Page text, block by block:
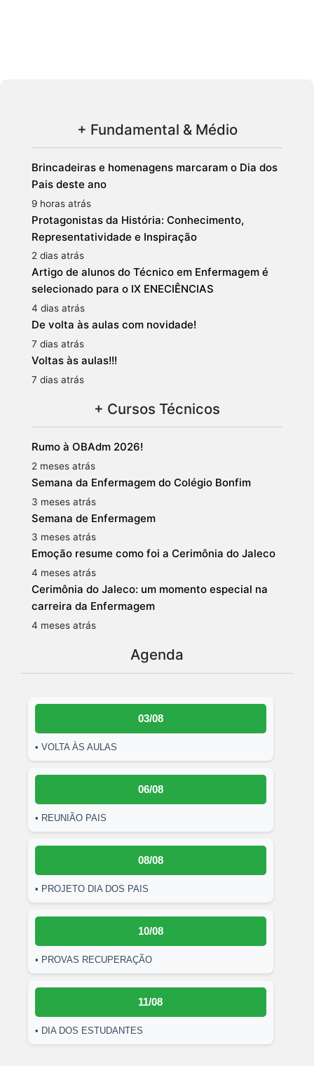
+ Fundamental & Médio
Brincadeiras e homenagens marcaram o Dia dos
Pais deste ano
9 horas atrás
Protagonistas da História: Conhecimento,
Representatividade e Inspiração
2 dias atrás
Artigo de alunos do Técnico em Enfermagem é
selecionado para o IX ENECIÊNCIAS
4 dias atrás
De volta às aulas com novidade!
7 dias atrás
Voltas às aulas!!!
7 dias atrás
+ Cursos Técnicos
Rumo à OBAdm 2026!
2 meses atrás
Semana da Enfermagem do Colégio Bonfim
3 meses atrás
Semana de Enfermagem
3 meses atrás
Emoção resume como foi a Cerimônia do Jaleco
4 meses atrás
Cerimônia do Jaleco: um momento especial na
carreira da Enfermagem
4 meses atrás
Agenda
03/08
• VOLTA ÀS AULAS
06/08
• REUNIÃO PAIS
08/08
• PROJETO DIA DOS PAIS
10/08
• PROVAS RECUPERAÇÃO
11/08
• DIA DOS ESTUDANTES